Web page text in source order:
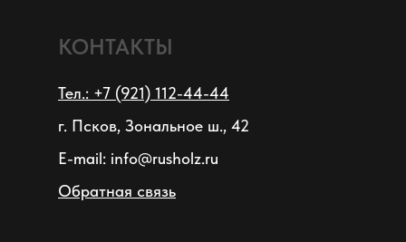
КУпить билет
КОНТАКТЫ
Тел.: +7 (921) 112-44-44
г. Псков, Зональное ш., 42
E-mail: info@rusholz.ru
Обратная связь